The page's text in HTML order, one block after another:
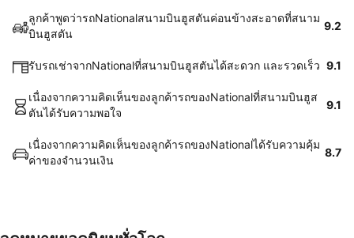
ลูกค้าพูดว่ารถNationalสนามบินฮูสตันค่อนข้างสะอาดที่สนาม
บินฮูสตัน
9.2
รับรถเช่าจากNationalที่สนามบินฮูสตันได้สะดวก และรวดเร็ว 9.1
เนื่องจากความคิดเห็นของลูกค้ารถของNationalที่สนามบินฮูส
ตันได้รับความพอใจ
9.1
เนื่องจากความคิดเห็นของลูกค้ารถของNationalได้รับความคุ้ม
ค่าของจำนวนเงิน
8.7